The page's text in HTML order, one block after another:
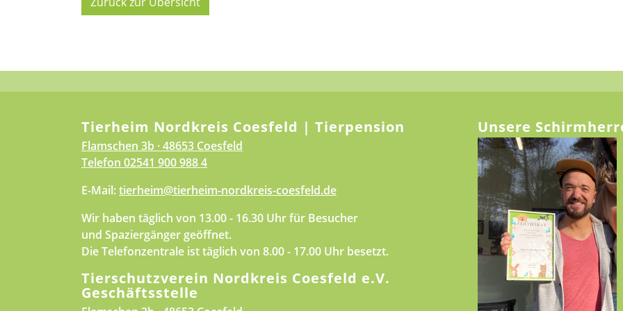
Tierheim Nordkreis Coesfeld | Tierpension
Flamschen 3b · 48653 Coesfeld
Telefon 02541 900 988 4
E-Mail:tierheim@tierheim-nordkreis-coesfeld.de
Wir haben täglich von 13.00 - 16.30 Uhr für Besucher
und Spaziergänger geöffnet.
Die Telefonzentrale ist täglich von 8.00 - 17.00 Uhr besetzt.
Tierschutzverein Nordkreis Coesfeld e.V.
Geschäftsstelle
Unsere